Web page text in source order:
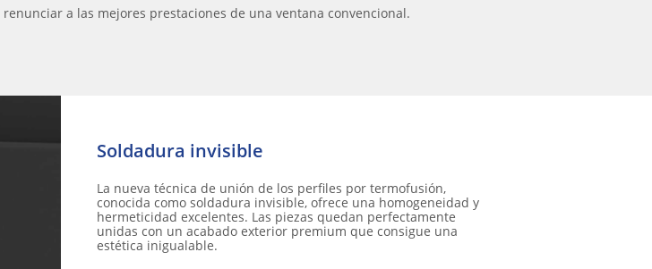
a las mejores prestaciones de una ventana convencional.
Soldadura invisible
La nueva técnica de unión de los perfiles por termofusión,
conocida como soldadura invisible, ofrece una homogeneidad y
hermeticidad excelentes. Las piezas quedan perfectamente
unidas con un acabado exterior premium que consigue una
estética inigualable.